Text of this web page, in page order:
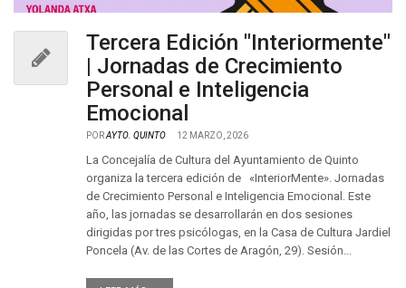
Tercera Edición "Interiormente"
| Jornadas de Crecimiento
Personal e Inteligencia
Emocional
PORAYTO. QUINTO 12 MARZO, 2026
La Concejalía de Cultura del Ayuntamiento de Quinto
organiza la tercera edición de «InteriorMente». Jornadas
de Crecimiento Personal e Inteligencia Emocional. Este
año, las jornadas se desarrollarán en dos sesiones
dirigidas por tres psicólogas, en la Casa de Cultura Jardiel
Poncela (Av. de las Cortes de Aragón, 29). Sesión...